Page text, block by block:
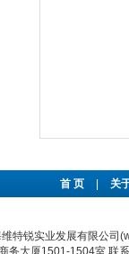
首 页 关
特锐实业发展有限公司
务大厦1501-1504室